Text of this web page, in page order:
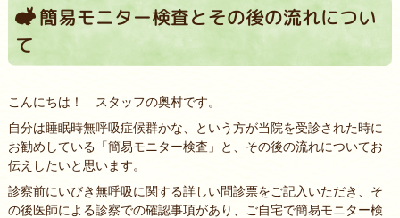
簡易モニター検査とその後の流れについ
て
こんにちは！ スタッフの奥村です。
自分は睡眠時無呼吸症候群かな、という方が当院を受診された時に
お勧めしている「簡易モニター検査」と、その後の流れについてお
伝えしたいと思います。
診察前にいびき無呼吸に関する詳しい問診票をご記入いただき、そ
の後医師による診察での確認事項があり、ご自宅で簡易モニター検